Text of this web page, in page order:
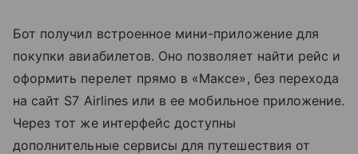
Бот получил встроенное мини-приложение для
покупки авиабилетов. Оно позволяет найти рейс и
оформить перелет прямо в «Максе», без перехода
на сайт S7 Airlines или в ее мобильное приложение.
Через тот же интерфейс доступны
дополнительные сервисы для путешествия от